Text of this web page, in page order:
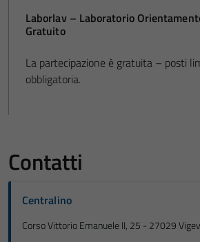
Laborlav – Laboratorio
Gratuito
La partecipazione è gratuita – posti
obbligatoria.
Contatti
Centralino
Corso Vittorio Emanuele II, 25 - 27029